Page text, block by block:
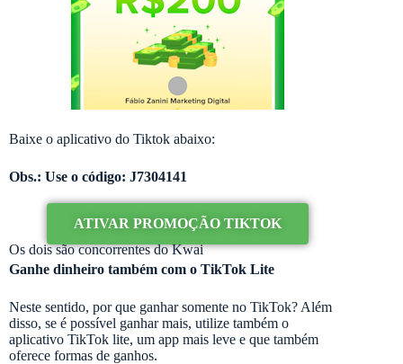
Baixe o aplicativo do Tiktok abaixo:
Obs.: Use o código: J7304141
ATIVAR PROMOÇÃO TIKTOK
Ganhe dinheiro também com o TikTok Lite
Os dois são concorrentes do Kwai
Neste sentido, por que ganhar somente no TikTok? Além
disso, se é possível ganhar mais, utilize também o
aplicativo TikTok lite, um app mais leve e que também
oferece formas de ganhos.